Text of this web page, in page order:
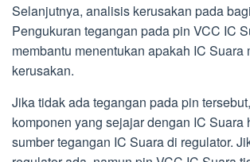
Selanjutnya, analisis kerusakan pada
Pengukuran tegangan pada pin VCC IC
membantu menentukan apakah IC Suara
kerusakan.
Jika tidak ada tegangan pada pin
komponen yang sejajar dengan IC Suara
sumber tegangan IC Suara di regulator.